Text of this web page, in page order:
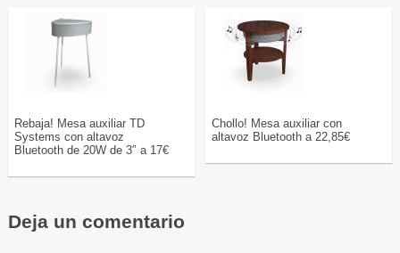
Rebaja! Mesa auxiliar TD
Systems con altavoz
Bluetooth de 20W de 3″ a 17€
Chollo! Mesa auxiliar con
altavoz Bluetooth a 22,85€
Deja un comentario